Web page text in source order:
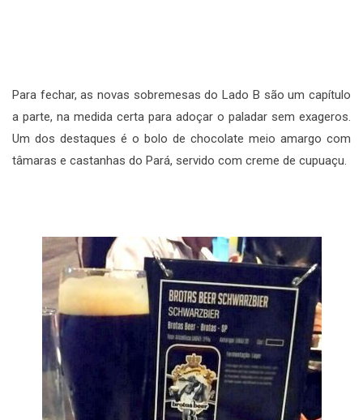
Para fechar, as novas sobremesas do Lado B são um capítulo
a parte, na medida certa para adoçar o paladar sem exageros.
Um dos destaques é o bolo de chocolate meio amargo com
tâmaras e castanhas do Pará, servido com creme de cupuaçu.